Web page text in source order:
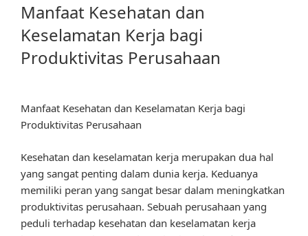
Manfaat Kesehatan dan
Keselamatan Kerja bagi
Produktivitas Perusahaan
Manfaat Kesehatan dan Keselamatan Kerja bagi
Produktivitas Perusahaan
Kesehatan dan keselamatan kerja merupakan dua hal
yang sangat penting dalam dunia kerja. Keduanya
memiliki peran yang sangat besar dalam meningkatkan
produktivitas perusahaan. Sebuah perusahaan yang
peduli terhadap kesehatan dan keselamatan kerja